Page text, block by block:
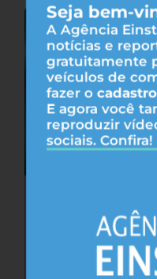
Seja bem-
A Agência
notícias e
gratuitamente
veículos de
fazer o
E agora você
reproduzir
sociais. Confira!
Cafeína pode
privação do